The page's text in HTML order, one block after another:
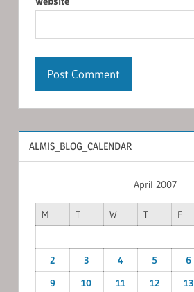
ALMIS_BLOG_CALENDAR
April 2007
M T W T F
2
3 4 5 6
9
10 11 12 13